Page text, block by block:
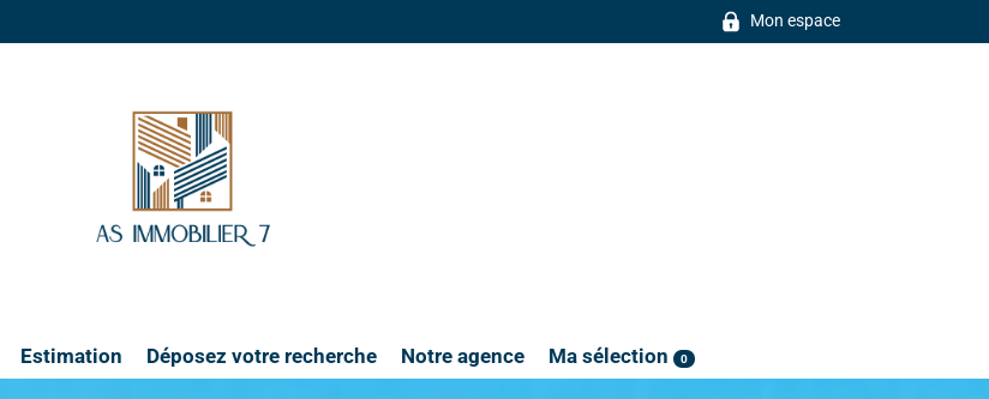
Mon espace
Estimation Déposez votre recherche Notre agence Ma sélection 0